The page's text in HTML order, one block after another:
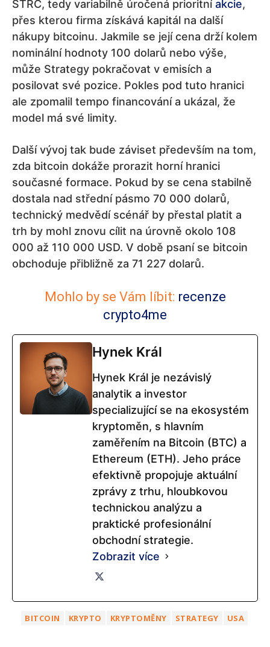
STRC, tedy variabilně úročená prioritní akcie,
přes kterou firma získává kapitál na další
nákupy bitcoinu. Jakmile se její cena drží kolem
nominální hodnoty 100 dolarů nebo výše,
může Strategy pokračovat v emisích a
posilovat své pozice. Pokles pod tuto hranici
ale zpomalil tempo financování a ukázal, že
model má své limity.
Další vývoj tak bude záviset především na tom,
zda bitcoin dokáže prorazit horní hranici
současné formace. Pokud by se cena stabilně
dostala nad střední pásmo 70 000 dolarů,
technický medvědí scénář by přestal platit a
trh by mohl znovu cílit na úrovně okolo 108
000 až 110 000 USD. V době psaní se bitcoin
obchoduje přibližně za 71 227 dolarů.
Mohlo by se Vám líbit: recenze
crypto4me
Hynek Král
Hynek Král je nezávislý
analytik a investor
specializující se na ekosystém
kryptoměn, s hlavním
zaměřením na Bitcoin (BTC) a
Ethereum (ETH). Jeho práce
efektivně propojuje aktuální
zprávy z trhu, hloubkovou
technickou analýzu a
praktické profesionální
obchodní strategie.
Zobrazit více
BITCOIN KRYPTO KRYPTOMĚNY STRATEGY USA